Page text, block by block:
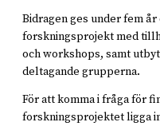
Bidragen ges under fem
forskningsprojekt med
och workshops, samt
deltagande grupperna.
För att komma i fråga för
forskningsprojektet ligga